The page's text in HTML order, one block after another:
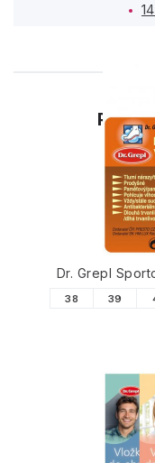
Dr. Grepl
38 39